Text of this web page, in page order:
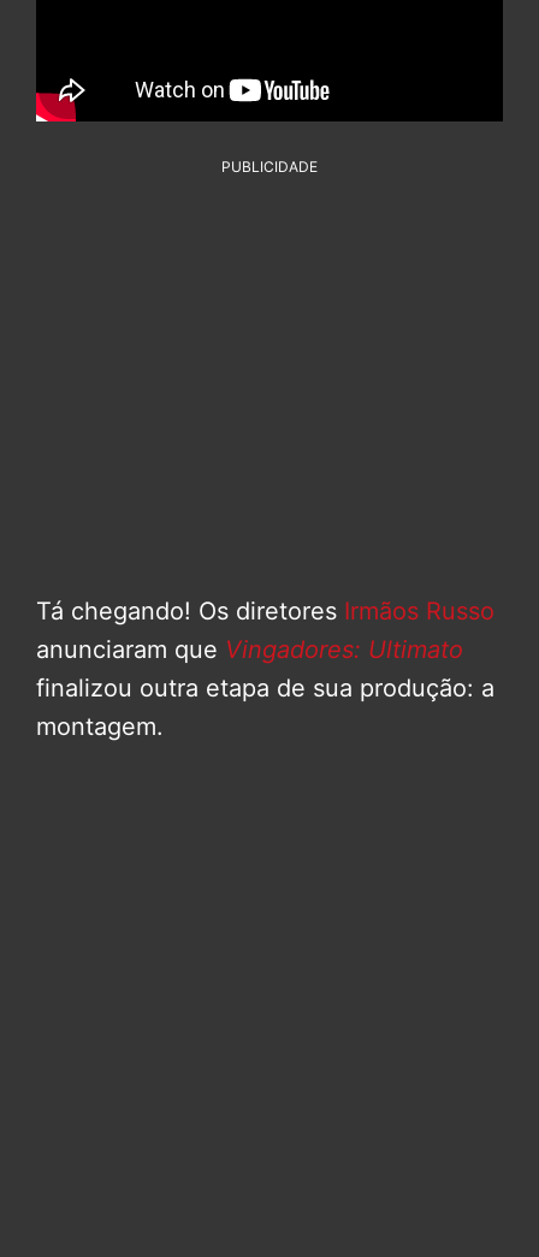
PUBLICIDADE
Tá chegando! Os diretores Irmãos Russo
anunciaram que Vingadores: Ultimato
finalizou outra etapa de sua produção: a
montagem.